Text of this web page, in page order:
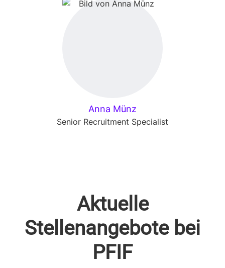
Anna Münz
Senior Recruitment Specialist
Aktuelle
Stellenangebote bei
PFIF